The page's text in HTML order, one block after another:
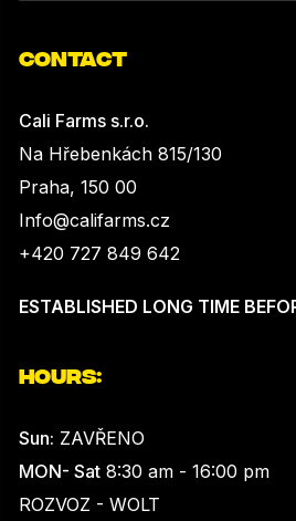
CONTACT
Cali Farms s.r.o.
Na Hřebenkách 815/130
Praha, 150 00
Info@califarms.cz
+420 727 849 642
ESTABLISHED LONG TIME
HOURS:
Sun: ZAVŘENO
MON- Sat 8:30 am - 16:00 pm
ROZVOZ - WOLT